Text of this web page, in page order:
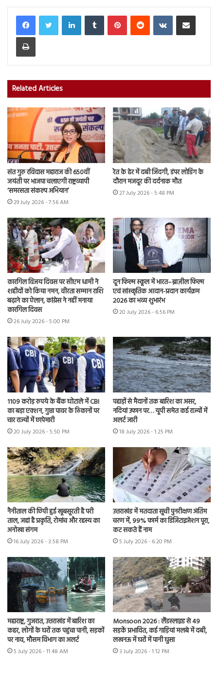
LinkedInTumblr PinterestReddit VKontakteShare via Email
Print
Related Articles
संत गुरु रविदास महाराज की 650वीं
जयंती पर भाजपा चलाएगी राष्ट्रव्यापी
‘समरसता संकल्प अभियान’
29 July 2026 - 7:56 AM
रेत के ढेर में दबी जिंदगी, डंपर लोडिंग के
दौरान मजदूर की दर्दनाक मौत
27 July 2026 - 5:48 PM
कारगिल विजय दिवस पर सीएम धामी ने
शहीदों को किया नमन, वीरता सम्मान राशि
बढ़ाने का ऐलान, कांग्रेस ने नहीं मनाया
कारगिल दिवस
26 July 2026 - 5:00 PM
दून फिल्म स्कूल में भारत–ब्राज़ील फिल्म
एवं सांस्कृतिक आदान-प्रदान कार्यक्रम
2026 का भव्य शुभारंभ
20 July 2026 - 6:56 PM
1109 करोड़ रुपये के बैंक घोटाले में CBI
का बड़ा एक्शन, गुप्ता पावर के ठिकानों पर
चार राज्यों में छापेमारी
20 July 2026 - 5:50 PM
पहाड़ों से मैदानों तक बारिश का असर,
नदियां उफान पर… यूपी समेत कई राज्यों में
अलर्ट जारी
18 July 2026 - 1:25 PM
नैनीताल की छिपी हुई खूबसूरती है परी
ताल, जहां है प्रकृति, रोमांच और रहस्य का
अनोखा संगम
16 July 2026 - 3:58 PM
उत्तराखंड में मतदाता सूची पुनरीक्षण अंतिम
चरण में, 99% फार्म का डिजिटाइजेशन पूरा,
कट सकते हैं नाम
5 July 2026 - 6:20 PM
महाराष्ट्र, गुजरात, उत्तराखंड में बारिश का
कहर, लोगों के घरों तक पहुंचा पानी, सड़कों
पर नाव, मौसम विभाग का अलर्ट
5 July 2026 - 11:48 AM
Monsoon 2026 : लैंडस्लाइड से 49
सड़कें प्रभावित, कई गाड़ियां मलबे में दबी,
लखनऊ में घरों में पानी घुसा
3 July 2026 - 1:12 PM